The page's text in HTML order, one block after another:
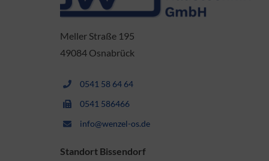
Meller Straße 195
49084 Osnabrück
0541 58 64 64
0541 586466
info@wenzel-os.de
Standort Bissendorf